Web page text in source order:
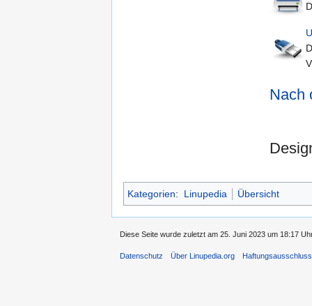
Nach
Kategorien: Linupedia Übersicht
Diese Seite wurde zuletzt am 25. Juni 2023 um 18:17
Datenschutz Über Linupedia.org Haftungsausschluss